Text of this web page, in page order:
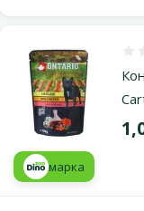
марка